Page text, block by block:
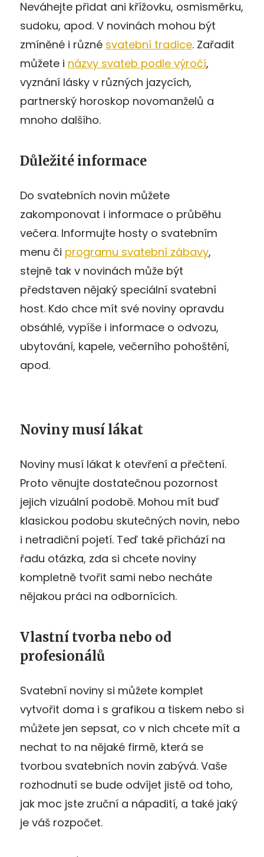
Neváhejte přidat ani křížovku, osmisměrku,
sudoku, apod. V novinách mohou být
zmíněné i různé svatební tradice. Zařadit
můžete i názvy svateb podle výročí,
vyznání lásky v různých jazycích,
partnerský horoskop novomanželů a
mnoho dalšího.
Důležité informace
Do svatebních novin můžete
zakomponovat i informace o průběhu
večera. Informujte hosty o svatebním
menu či programu svatební zábavy,
stejně tak v novinách může být
představen nějaký speciální svatební
host. Kdo chce mít své noviny opravdu
obsáhlé, vypíše i informace o odvozu,
ubytování, kapele, večerního pohoštění,
apod.
Noviny musí lákat
Noviny musí lákat k otevření a přečtení.
Proto věnujte dostatečnou pozornost
jejich vizuální podobě. Mohou mít buď
klasickou podobu skutečných novin, nebo
i netradiční pojetí. Teď také přichází na
řadu otázka, zda si chcete noviny
kompletně tvořit sami nebo necháte
nějakou práci na odbornících.
Vlastní tvorba nebo od
profesionálů
Svatební noviny si můžete komplet
vytvořit doma i s grafikou a tiskem nebo si
můžete jen sepsat, co v nich chcete mít a
nechat to na nějaké firmě, která se
tvorbou svatebních novin zabývá. Vaše
rozhodnutí se bude odvíjet jistě od toho,
jak moc jste zruční a nápadití, a také jaký
je váš rozpočet.